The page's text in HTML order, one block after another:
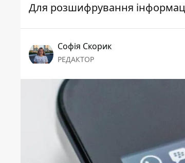
Для розшифрування
Софія Скорик
РЕДАКТОР